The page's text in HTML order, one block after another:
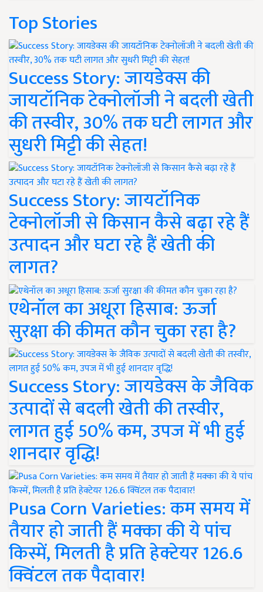
Top Stories
Success Story: जायडेक्स की
जायटॉनिक टेक्नोलॉजी ने बदली खेती
की तस्वीर, 30% तक घटी लागत और
सुधरी मिट्टी की सेहत!
Success Story: जायटॉनिक
टेक्नोलॉजी से किसान कैसे बढ़ा रहे हैं
उत्पादन और घटा रहे हैं खेती की
लागत?
एथेनॉल का अधूरा हिसाब: ऊर्जा
सुरक्षा की कीमत कौन चुका रहा है?
Success Story: जायडेक्स के जैविक
उत्पादों से बदली खेती की तस्वीर,
लागत हुई 50% कम, उपज में भी हुई
शानदार वृद्धि!
Pusa Corn Varieties: कम समय में
तैयार हो जाती हैं मक्का की ये पांच
किस्में, मिलती है प्रति हेक्टेयर 126.6
क्विंटल तक पैदावार!